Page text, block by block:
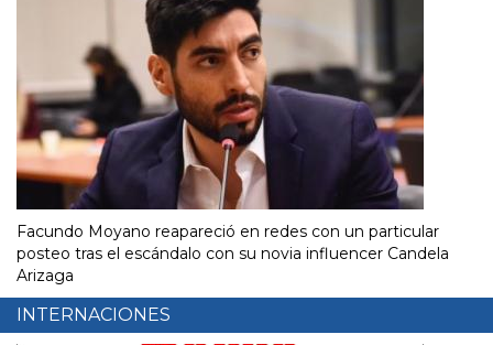
Facundo Moyano reapareció en redes con un particular
posteo tras el escándalo con su novia influencer Candela
Arizaga
INTERNACIONES